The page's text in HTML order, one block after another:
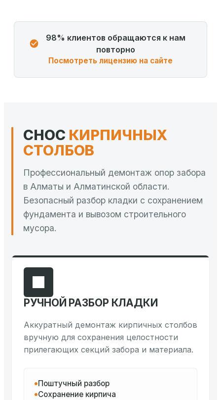
98% клиентов обращаются к нам
повторно
Посмотреть лицензию на сайте
СНОС КИРПИЧНЫХ
СТОЛБОВ
Профессиональный демонтаж опор забора
в Алматы и Алматинской области.
Безопасный разбор кладки с сохранением
фундамента и вывозом строительного
мусора.
РУЧНОЙ РАЗБОР КЛАДКИ
Аккуратный демонтаж кирпичных столбов
вручную для сохранения целостности
прилегающих секций забора и материала.
Поштучный разбор
Сохранение кирпича